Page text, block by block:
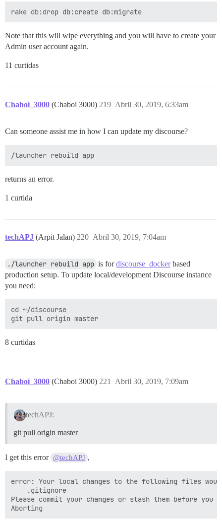
Note that this will wipe everything and you will have to create your
Admin user account again.
11 curtidas
Chaboi_3000 (Chaboi 3000) Abril 30, 2019, 6:33am
219
Can someone assist me in how I can update my discourse?
returns an error.
1 curtida
techAPJ (Arpit Jalan) Abril 30, 2019, 7:04am
220
./launcher rebuild app is fordiscourse_dockerbased
production setup. To update local/development Discourse instance
you need:
cd ~/discourse
8 curtidas
Chaboi_3000 (Chaboi 3000) Abril 30, 2019, 7:09am
221
techAPJ:
git pull origin master
I get this error @techAPJ ,
error: Your local changes to the following files
Please commit your changes or stash them before you